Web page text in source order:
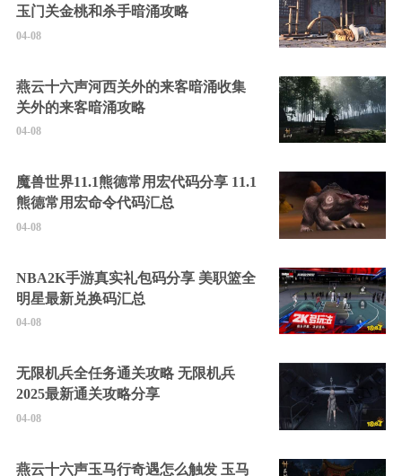
玉门关金桃和杀手暗涌攻略
04-08
燕云十六声河西关外的来客暗涌收集
关外的来客暗涌攻略
04-08
魔兽世界11.1熊德常用宏代码分享 11.1
熊德常用宏命令代码汇总
04-08
NBA2K手游真实礼包码分享 美职篮全
明星最新兑换码汇总
04-08
无限机兵全任务通关攻略 无限机兵
2025最新通关攻略分享
04-08
燕云十六声玉马行奇遇怎么触发 玉马